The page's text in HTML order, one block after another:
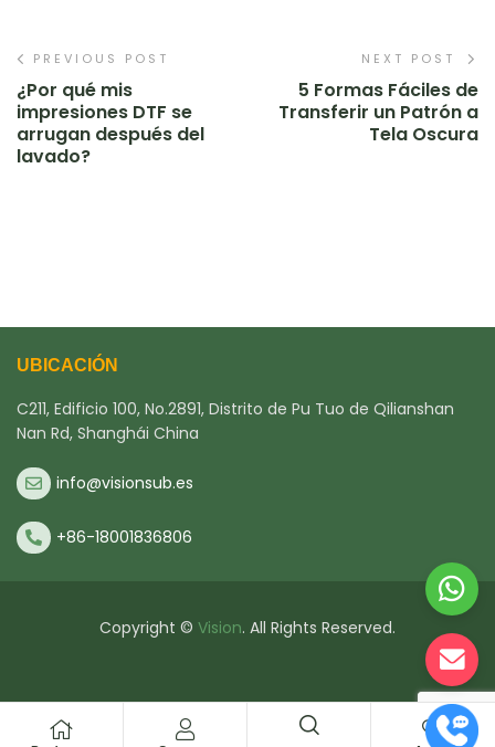
PREVIOUS POST
¿Por qué mis
impresiones DTF se
arrugan después del
lavado?
NEXT POST
5 Formas Fáciles de
Transferir un Patrón a
Tela Oscura
UBICACIÓN
C211, Edificio 100, No.2891, Distrito de Pu Tuo de Qilianshan
Nan Rd, Shanghái China
info@visionsub.es
+86-18001836806
Copyright © Vision. All Rights Reserved.